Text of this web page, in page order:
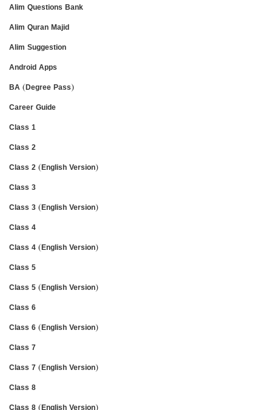
Alim Questions Bank
Alim Quran Majid
Alim Suggestion
Android Apps
BA (Degree Pass)
Career Guide
Class 1
Class 2
Class 2 (English Version)
Class 3
Class 3 (English Version)
Class 4
Class 4 (English Version)
Class 5
Class 5 (English Version)
Class 6
Class 6 (English Version)
Class 7
Class 7 (English Version)
Class 8
Class 8 (English Version)